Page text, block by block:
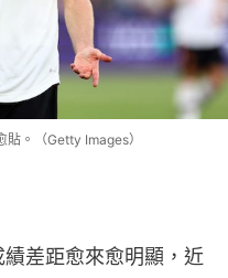
。（Getty Images）
差距愈來愈明顯，近